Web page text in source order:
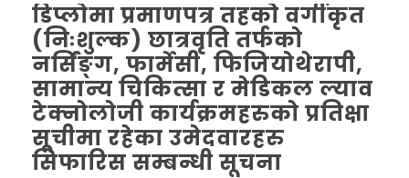
डिप्लोमा प्रमाणपत्र तहकोे वर्गीकृत
(निःशुल्क) छात्रवृति तर्फको
नर्सिंङ्ग, फार्मेसी, फिजियोथेरापी,
सामान्य चिकित्सा र मेडिकल ल्याव
टेक्नोलोजी कार्यक्रमहरुको प्रतिक्षा
सूचीमा रहेका उमेदवारहरु
सिफारिस सम्बन्धी सूचना